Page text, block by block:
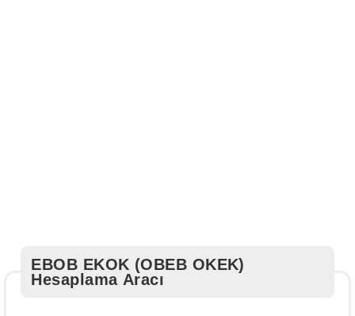
EBOB EKOK (OBEB OKEK)
Hesaplama Aracı